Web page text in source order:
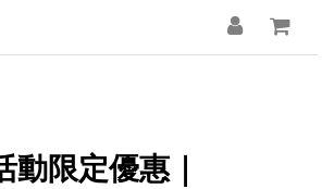
動限定優惠｜